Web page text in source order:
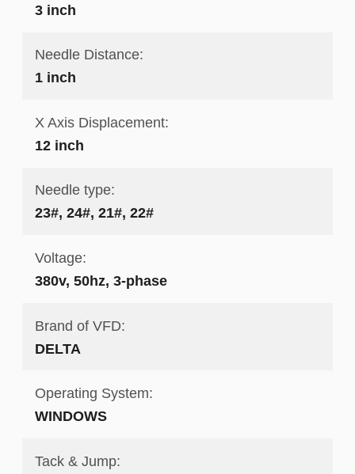
3 inch
Needle Distance:
1 inch
X Axis Displacement:
12 inch
Needle type:
23#, 24#, 21#, 22#
Voltage:
380v, 50hz, 3-phase
Brand of VFD:
DELTA
Operating System:
WINDOWS
Tack & Jump: